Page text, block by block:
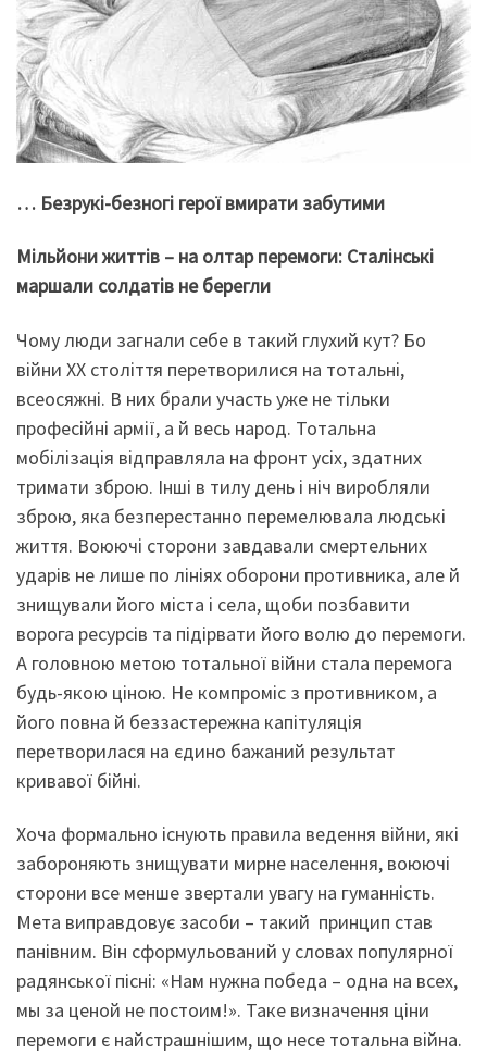
… Безрукі-безногі герої вмирати забутими
Мільйони життів – на олтар перемоги: Сталінські
маршали солдатів не берегли
Чому люди загнали себе в такий глухий кут? Бо
війни ХХ століття перетворилися на тотальні,
всеосяжні. В них брали участь уже не тільки
професійні армії, а й весь народ. Тотальна
мобілізація відправляла на фронт усіх, здатних
тримати зброю. Інші в тилу день і ніч виробляли
зброю, яка безперестанно перемелювала людські
життя. Воюючі сторони завдавали смертельних
ударів не лише по лініях оборони противника, але й
знищували його міста і села, щоби позбавити
ворога ресурсів та підірвати його волю до перемоги.
А головною метою тотальної війни стала перемога
будь-якою ціною. Не компроміс з противником, а
його повна й беззастережна капітуляція
перетворилася на єдино бажаний результат
кривавої бійні.
Хоча формально існують правила ведення війни, які
забороняють знищувати мирне населення, воюючі
сторони все менше звертали увагу на гуманність.
Мета виправдовує засоби – такий принцип став
панівним. Він сформульований у словах популярної
радянської пісні: «Нам нужна победа – одна на всех,
мы за ценой не постоим!». Таке визначення ціни
перемоги є найстрашнішим, що несе тотальна війна.